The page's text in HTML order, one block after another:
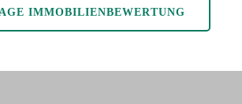
IMMOBILIENBEWERTUNG